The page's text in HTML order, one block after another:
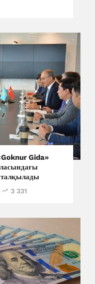
Gida»
3 331